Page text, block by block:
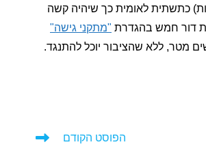
כתשתית לאומית כך שיהיה קשה
דור חמש בהגדרת "מתקני גישה"
מטר, ללא שהציבור יוכל להתנגד.
הפוסט הקודם